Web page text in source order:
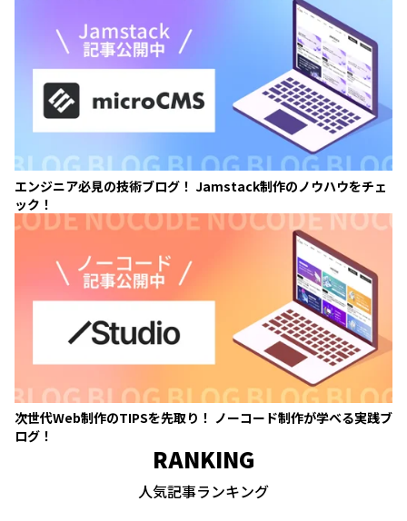
エンジニア必見の技術ブログ！ Jamstack制作のノウハウをチェ
ック！
次世代Web制作のTIPSを先取り！ ノーコード制作が学べる実践ブ
ログ！
RANKING
人気記事ランキング